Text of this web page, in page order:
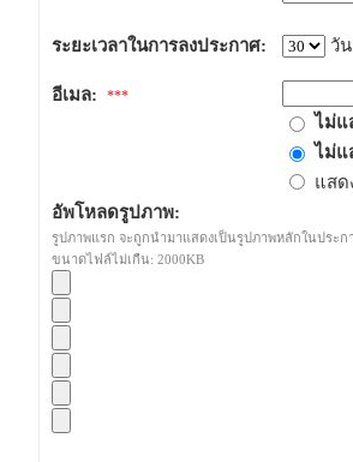
ระยะเวลาในการลงประกาศ: วัน
อีเมล: ***
ไม่แ
ไม่แ
แสด
อัพโหลดรูปภาพ:
รูปภาพแรก จะถูกนำมาแสดงเป็นรูปภาพหลักในประ
ขนาดไฟล์ไม่เกืน: 2000KB